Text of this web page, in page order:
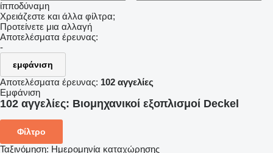
ίπποδύναμη
Χρειάζεστε και άλλα φίλτρα;
Προτείνετε μια αλλαγή
Αποτελέσματα έρευνας:
-
εμφάνιση
Αποτελέσματα έρευνας: 102 αγγελίες
Εμφάνιση
102 αγγελίες: Βιομηχανικοί εξοπλισμοί Deckel
Φίλτρο
Ταξινόμηση: Ημερομηνία καταχώρησης